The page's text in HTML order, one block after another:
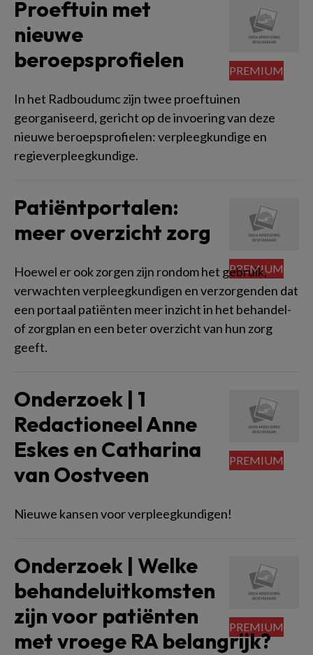
Proeftuin met
nieuwe
beroepsprofielen
In het Radboudumc zijn twee proeftuinen
georganiseerd, gericht op de invoering van deze
nieuwe beroepsprofielen: verpleegkundige en
regieverpleegkundige.
Patiëntportalen:
meer overzicht zorg
Hoewel er ook zorgen zijn rondom het gebruik,
verwachten verpleegkundigen en verzorgenden dat
een portaal patiënten meer inzicht in het behandel-
of zorgplan en een beter overzicht van hun zorg
geeft.
Onderzoek | 1
Redactioneel Anne
Eskes en Catharina
van Oostveen
Nieuwe kansen voor verpleegkundigen!
Onderzoek | Welke
behandeluitkomsten
zijn voor patiënten
met vroege RA belangrijk?